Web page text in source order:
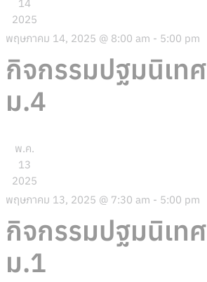
14
2025
พฤษภาคม 14, 2025 @ 8:00 am - 5:00 pm
กิจกรรมปฐมนิเทศ
ม.4
พ.ค.
13
2025
พฤษภาคม 13, 2025 @ 7:30 am - 5:00 pm
กิจกรรมปฐมนิเทศ
ม.1